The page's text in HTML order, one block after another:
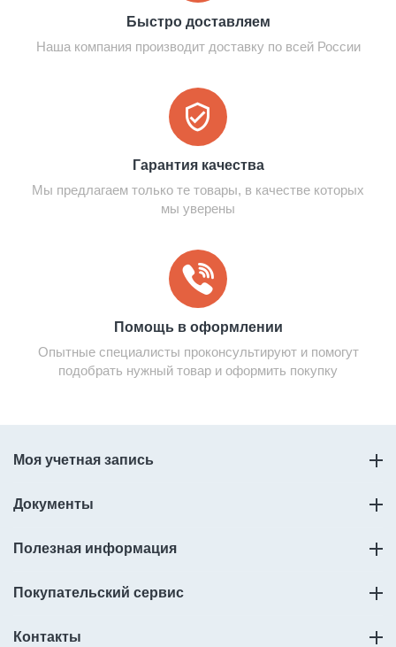
Быстро доставляем
Наша компания производит доставку по всей России
Гарантия качества
Мы предлагаем только те товары, в качестве которых
мы уверены
Помощь в оформлении
Опытные специалисты проконсультируют и помогут
подобрать нужный товар и оформить покупку
Моя учетная запись
Документы
Полезная информация
Покупательский сервис
Контакты